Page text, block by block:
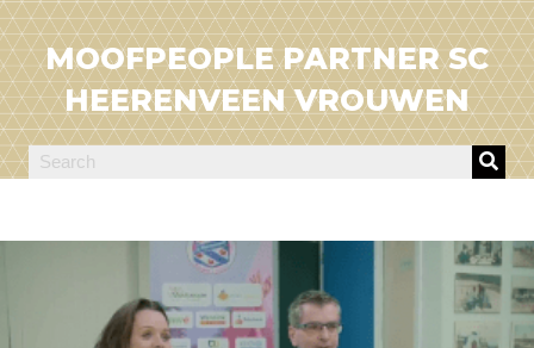
MOOFPEOPLE PARTNER SC
HEERENVEEN VROUWEN